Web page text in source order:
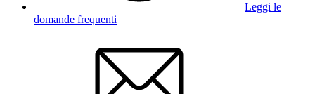
Leggi le
domande frequenti